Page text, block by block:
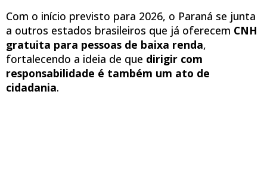
Com o início previsto para 2026, o Paraná se junta
a outros estados brasileiros que já oferecem CNH
gratuita para pessoas de baixa renda,
fortalecendo a ideia de que dirigir com
responsabilidade é também um ato de
cidadania.